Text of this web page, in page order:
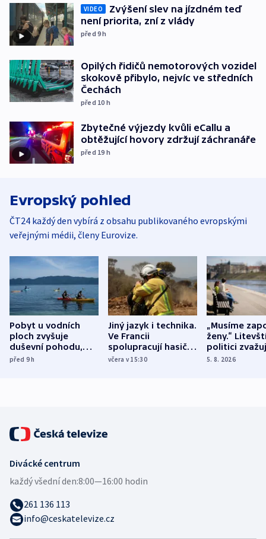
VIDEO
Zvýšení slev na jízdném teď
není priorita, zní z vlády
před 9h
Opilých řidičů nemotorových vozidel
skokově přibylo, nejvíc ve středních
Čechách
před 10 h
Zbytečné výjezdy kvůli eCallu a
obtěžující hovory zdržují záchranáře
před 19 h
Evropský pohled
ČT24 každý den vybírá z obsahu publikovaného evropskými
veřejnými médii, členy Eurovize.
Pobyt u vodních
ploch zvyšuje
duševní pohodu,
ukázala
před 9h
Jiný jazyk i technika.
Ve Francii
spolupracují hasiči z
různých zemí
včera v 15:30
„Musíme
ženy.“
politici
dohodu o
5. 8. 2026
Divácké centrum
každý všední den:8:00—16:00 hodin
261 136 113
info@ceskatelevize.cz